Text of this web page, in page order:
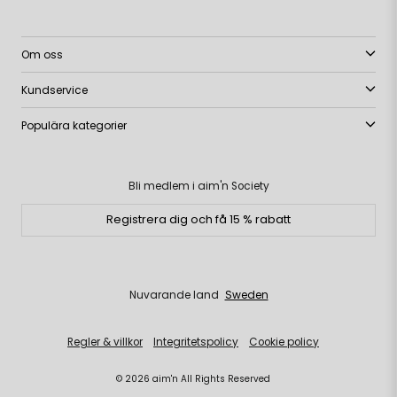
Om oss
Kundservice
Populära kategorier
Bli medlem i aim'n Society
Registrera dig och få 15 % rabatt
© 2026 aim'n All Rights Reserved
Regler & villkor Integritetspolicy Cookie policy
Nuvarande land Sweden